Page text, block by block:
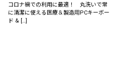
コロナ禍での利用に最適！ 丸洗いで常
に清潔に使える医療＆製造用PCキーボー
ド & […]